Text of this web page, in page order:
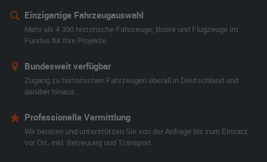
Einzigartige Fahrzeugauswahl
Mehr als 4.300 historische Fahrzeuge, Boote und Flugzeuge im
Fundus für Ihre Projekte.
Bundesweit verfügbar
Zugang zu historischen Fahrzeugen überall in Deutschland und
darüber hinaus.
Professionelle Vermittlung
Wir beraten und unterstützen Sie von der Anfrage bis zum Einsatz
vor Ort, inkl. Betreuung und Transport.